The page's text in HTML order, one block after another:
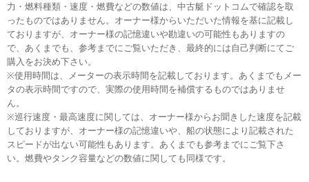
力・燃料種類・速度・燃費などの数値は、中古艇ドットコムで確認を取
ったものではありません。オーナー様からいただいた情報を基に記載し
ておりますが、オーナー様の記憶違いや勘違いの可能性もありますの
で、あくまでも、参考までにご覧いただき、最終的には自己判断にてご
購入をお決め下さい。
※使用時間は、メーターの表示時間を記載しております。あくまでもメー
タの表示時間ですので、実際の使用時間を補償するものではありませ
ん。
※巡行速度・最高速度に関しては、オーナー様からお聞きした速度を記載
しておりますが、オーナー様の記憶違いや、船の状態により記載された
スピードが出ない可能性もあります。あくまでも参考までにご覧下さ
い。燃費やタンク容量などの数値に関しても同様です。